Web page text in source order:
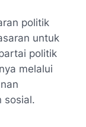
politik
untuk
politik
melalui
sosial.